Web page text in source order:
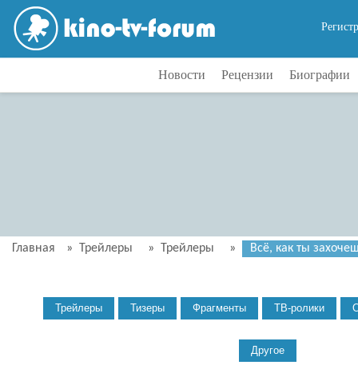
Новости Рецензии Биографии
Главная » Трейлеры » Трейлеры » Всё, как ты